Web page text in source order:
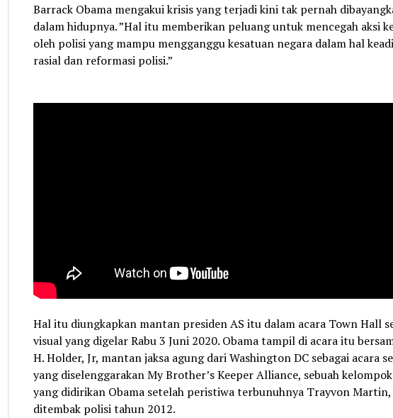
Barrack Obama mengakui krisis yang terjadi kini tak pernah
dalam hidupnya. ”Hal itu memberikan peluang untuk mencegah aksi
oleh polisi yang mampu mengganggu kesatuan negara dalam hal
rasial dan reformasi polisi.”
Hal itu diungkapkan mantan presiden AS itu dalam acara Town Hall
visual yang digelar Rabu 3 Juni 2020. Obama tampil di acara itu
H. Holder, Jr, mantan jaksa agung dari Washington DC sebagai acara
yang diselenggarakan My Brother’s Keeper Alliance, sebuah
yang didirikan Obama setelah peristiwa terbunuhnya Trayvon Martin,
ditembak polisi tahun 2012.